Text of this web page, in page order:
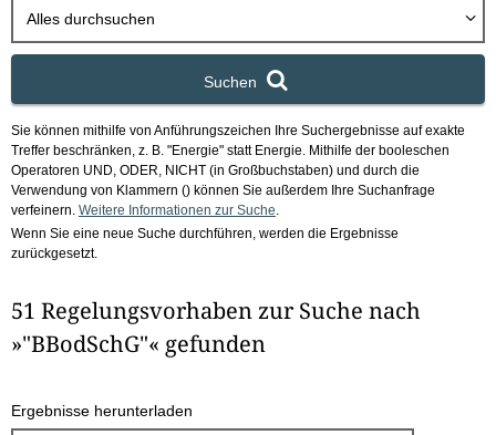
Alles durchsuchen
Suchen
Sie können mithilfe von Anführungszeichen Ihre Suchergebnisse auf exakte
Treffer beschränken, z. B. "Energie" statt Energie. Mithilfe der booleschen
Operatoren UND, ODER, NICHT (in Großbuchstaben) und durch die
Verwendung von Klammern () können Sie außerdem Ihre Suchanfrage
verfeinern. Weitere Informationen zur Suche
Wenn Sie eine neue Suche durchführen, werden die Ergebnisse
zurückgesetzt.
51 Regelungsvorhaben zur Suche nach
»"BBodSchG"« gefunden
Ergebnisse herunterladen